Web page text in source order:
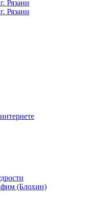
(Блохин)